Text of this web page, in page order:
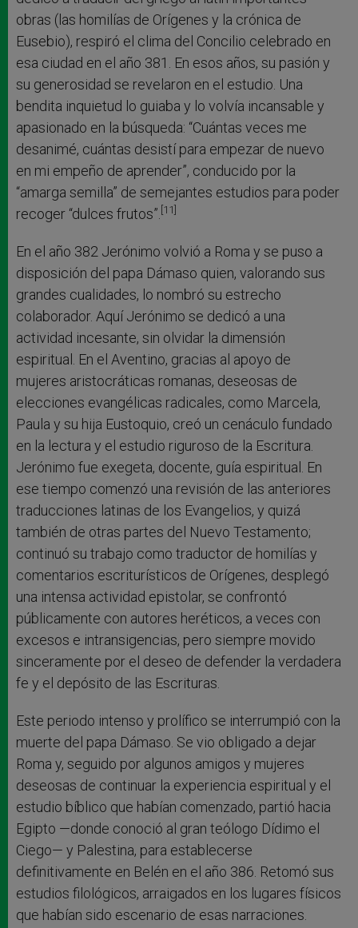
obras (las homilías de Orígenes y la crónica de
Eusebio), respiró el clima del Concilio celebrado en
esa ciudad en el año 381. En esos años, su pasión y
su generosidad se revelaron en el estudio. Una
bendita inquietud lo guiaba y lo volvía incansable y
apasionado en la búsqueda: “Cuántas veces me
desanimé, cuántas desistí para empezar de nuevo
en mi empeño de aprender”, conducido por la
“amarga semilla” de semejantes estudios para poder
recoger “dulces frutos”. [11]
En el año 382 Jerónimo volvió a Roma y se puso a
disposición del papa Dámaso quien, valorando sus
grandes cualidades, lo nombró su estrecho
colaborador. Aquí Jerónimo se dedicó a una
actividad incesante, sin olvidar la dimensión
espiritual. En el Aventino, gracias al apoyo de
mujeres aristocráticas romanas, deseosas de
elecciones evangélicas radicales, como Marcela,
Paula y su hija Eustoquio, creó un cenáculo fundado
en la lectura y el estudio riguroso de la Escritura.
Jerónimo fue exegeta, docente, guía espiritual. En
ese tiempo comenzó una revisión de las anteriores
traducciones latinas de los Evangelios, y quizá
también de otras partes del Nuevo Testamento;
continuó su trabajo como traductor de homilías y
comentarios escriturísticos de Orígenes, desplegó
una intensa actividad epistolar, se confrontó
públicamente con autores heréticos, a veces con
excesos e intransigencias, pero siempre movido
sinceramente por el deseo de defender la verdadera
fe y el depósito de las Escrituras.
Este periodo intenso y prolífico se interrumpió con la
muerte del papa Dámaso. Se vio obligado a dejar
Roma y, seguido por algunos amigos y mujeres
deseosas de continuar la experiencia espiritual y el
estudio bíblico que habían comenzado, partió hacia
Egipto —donde conoció al gran teólogo Dídimo el
Ciego— y Palestina, para establecerse
definitivamente en Belén en el año 386. Retomó sus
estudios filológicos, arraigados en los lugares físicos
que habían sido escenario de esas narraciones.